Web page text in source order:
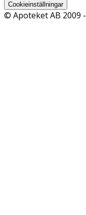
Cookieinställningar
© Apoteket AB 2009 -